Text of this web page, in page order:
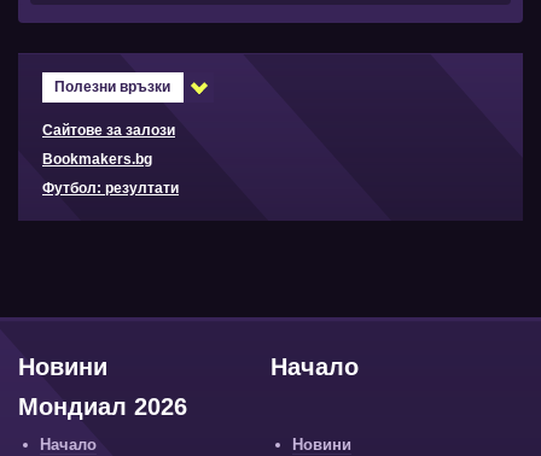
Полезни връзки
Сайтове за залози
Bookmakers.bg
Футбол: резултати
Начало
Новини
Мондиал 2026
Начало
Новини